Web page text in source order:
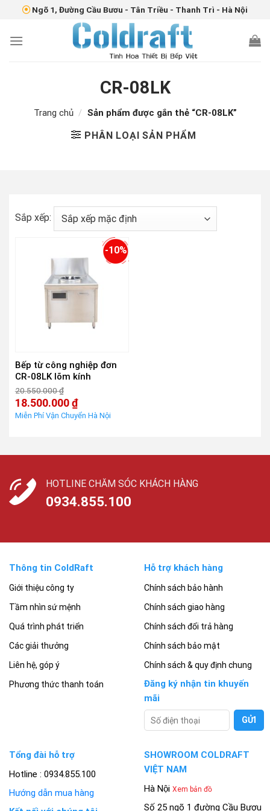
content
Ngõ 1, Đường Cầu Bươu - Tân Triều - Thanh Trì - Hà Nội
CR-08LK
Trang chủ / Sản phẩm được gắn thẻ “CR-08LK”
PHÂN LOẠI SẢN PHẨM
Sắp xếp:
-10%
Bếp từ công nghiệp đơn
CR-08LK lõm kính
20.550.000₫
Giá
gốc
là:
18.500.000₫
Giá
HOTLINE CHĂM SÓC KHÁCH HÀNG
0934.855.100
Thông tin ColdRaft
Giới thiệu công ty
Tầm nhìn sứ mệnh
Quá trình phát triển
Các giải thưởng
Liên hệ, góp ý
Phương thức thanh toán
Hỗ trợ khách hàng
Chính sách bảo hành
Chính sách giao hàng
Chính sách đổi trả hàng
Chính sách bảo mật
Chính sách & quy định chung
Đăng ký nhận tin khuyến
mãi
Tổng đài hỗ trợ
Hotline : 0934.855.100
Hướng dẫn mua hàng
SHOWROOM COLDRAFT
VIỆT NAM
Hà Nội Xem bản đồ
Số 25 ngõ 1 đường Cầu Bươu